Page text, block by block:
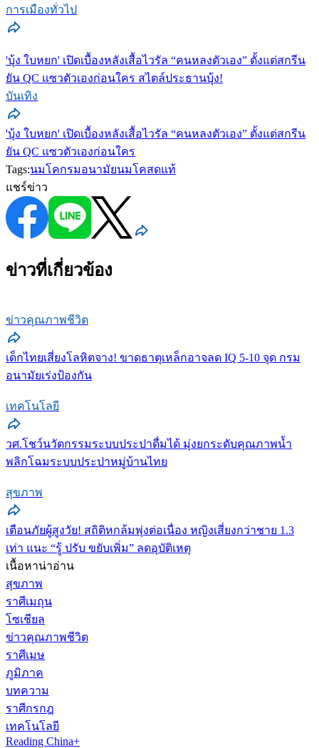
การเมืองทั่วไป
'บุ้ง ใบหยก' เปิดเบื้องหลังเสื้อไวรัล “คนหลงตัวเอง” ตั้งแต่สกรีน
ยัน QC แซวตัวเองก่อนใคร สไตล์ประธานบุ้ง!
บันเทิง
'บุ้ง ใบหยก' เปิดเบื้องหลังเสื้อไวรัล “คนหลงตัวเอง” ตั้งแต่สกรีน
ยัน QC แซวตัวเองก่อนใคร
Tags:นมโคกรมอนามัยนมโคสดแท้
แชร์ข่าว
ข่าวที่เกี่ยวข้อง
ข่าวคุณภาพชีวิต
เด็กไทยเสี่ยงโลหิตจาง! ขาดธาตุเหล็กอาจลด IQ 5-10 จุด กรม
อนามัยเร่งป้องกัน
เทคโนโลยี
วศ.โชว์นวัตกรรมระบบประปาดื่มได้ มุ่งยกระดับคุณภาพน้ำ
พลิกโฉมระบบประปาหมู่บ้านไทย
สุขภาพ
เตือนภัยผู้สูงวัย! สถิติหกล้มพุ่งต่อเนื่อง หญิงเสี่ยงกว่าชาย 1.3
เท่า แนะ “รู้ ปรับ ขยับเพิ่ม” ลดอุบัติเหตุ
เนื้อหาน่าอ่าน
สุขภาพ
ราศีเมถุน
โซเชียล
ข่าวคุณภาพชีวิต
ราศีเมษ
ภูมิภาค
บทความ
ราศีกรกฎ
เทคโนโลยี
Reading China+